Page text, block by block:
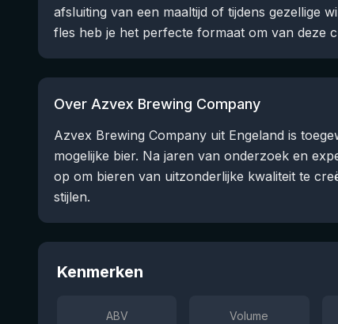
afsluiting van een maaltijd of tijdens gezellige
fles heb je het perfecte formaat om van deze
Over Azvex Brewing Company
Azvex Brewing Company uit Engeland is
mogelijke bier. Na jaren van onderzoek en
op om bieren van uitzonderlijke kwaliteit te
stijlen.
Kenmerken
ABV Volume